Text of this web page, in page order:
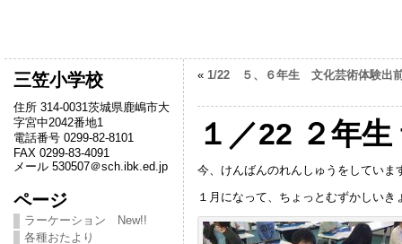
三笠小学校
住所 314-0031茨城県鹿嶋市大
字宮中2042番地1
電話番号 0299-82-8101
FAX 0299-83-4091
メール 530507＠sch.ibk.ed.jp
ページ
ラーケーション New!!
各種おたより
« 1/22 ５、６年生 文化芸術体験出
１／22 ２年生
今、けんばんのれんしゅうをしていま
１月になって、ちょっとむずかしい